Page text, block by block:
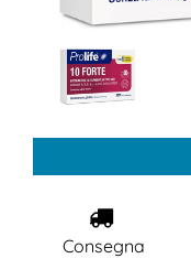
Consegna